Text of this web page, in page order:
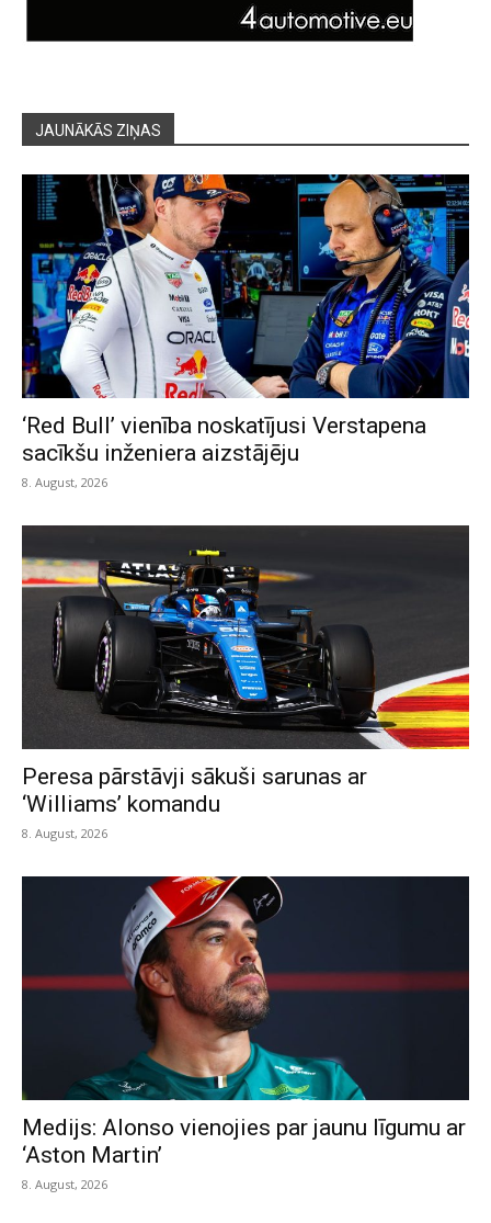
JAUNĀKĀS ZIŅAS
‘Red Bull’ vienība noskatījusi Verstapena
sacīkšu inženiera aizstājēju
8. August, 2026
Peresa pārstāvji sākuši sarunas ar
‘Williams’ komandu
8. August, 2026
Medijs: Alonso vienojies par jaunu līgumu ar
‘Aston Martin’
8. August, 2026